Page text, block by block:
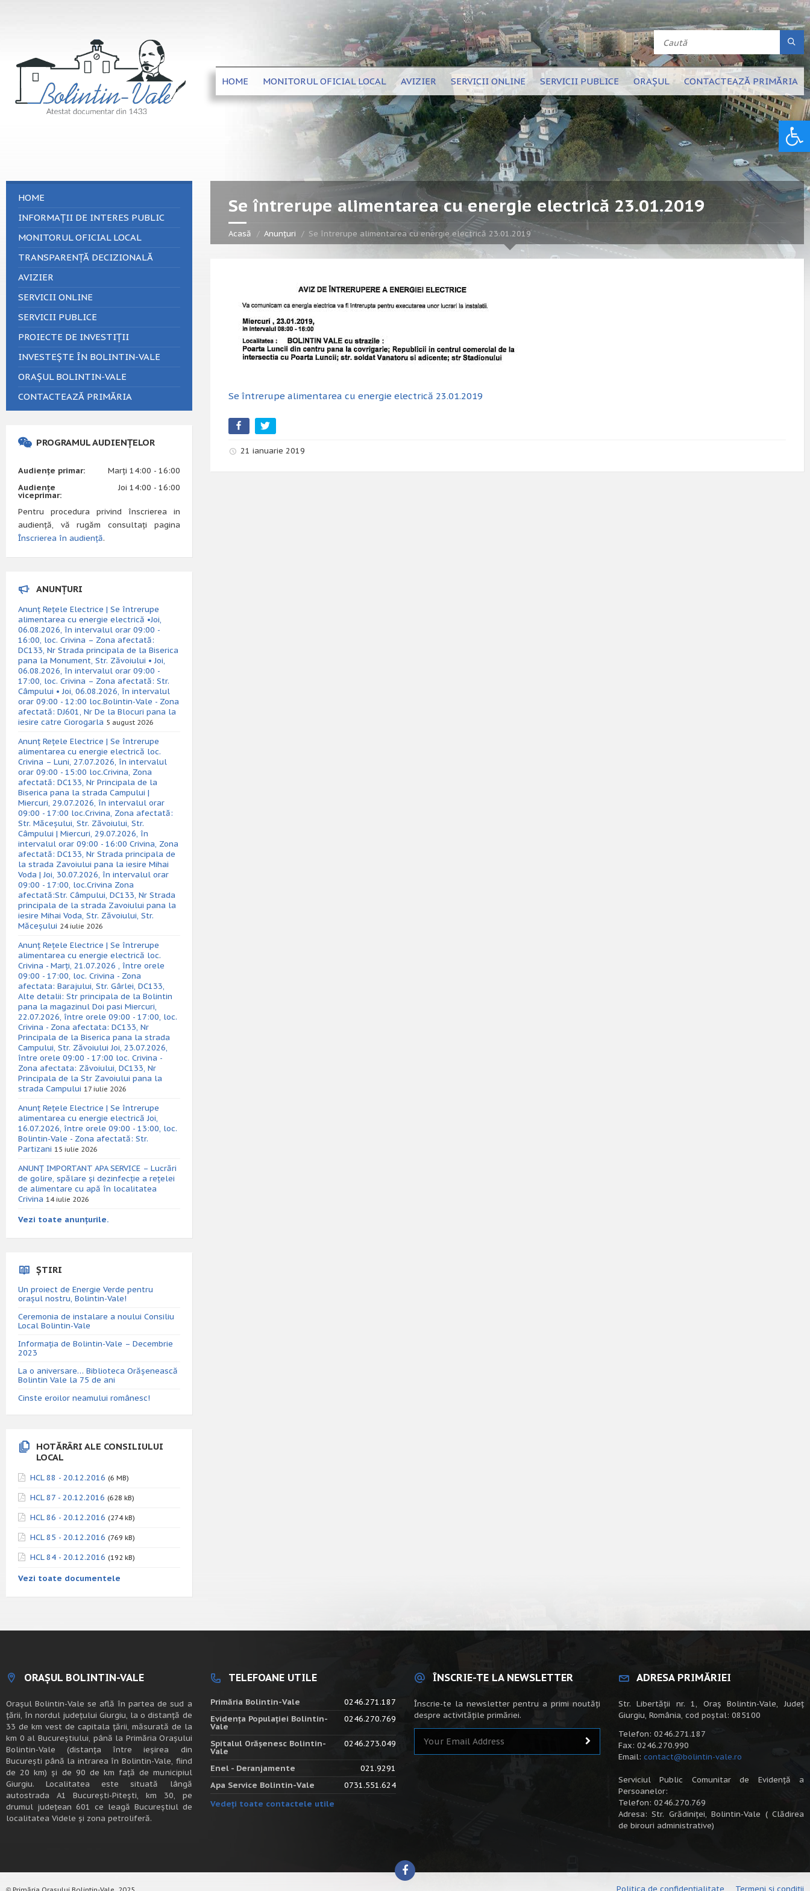
HOME MONITORUL OFICIAL LOCAL AVIZIER SERVICII ONLINE SERVICII PUBLICE ORAȘUL CONTACTEAZĂ PRIMĂRIA
Se întrerupe alimentarea cu energie electrică 23.01.2019
Acasă Anunțuri Se întrerupe alimentarea cu energie electrică 23.01.2019
Se întrerupe alimentarea cu energie electrică 23.01.2019
21 ianuarie 2019
HOME
INFORMAȚII DE INTERES PUBLIC
MONITORUL OFICIAL LOCAL
TRANSPARENȚĂ DECIZIONALĂ
AVIZIER
SERVICII ONLINE
SERVICII PUBLICE
PROIECTE DE INVESTIȚII
INVESTEȘTE ÎN BOLINTIN-VALE
ORAȘUL BOLINTIN-VALE
CONTACTEAZĂ PRIMĂRIA
PROGRAMUL AUDIENȚELOR
Audiențe primar:
Marți 14:00 - 16:00
Audiențe
viceprimar:
Joi 14:00 - 16:00
Pentru procedura privind înscrierea in
audiență, vă rugăm consultați pagina
Înscrierea în audiență.
ANUNȚURI
Anunț Rețele Electrice | Se întrerupe
alimentarea cu energie electrică •Joi,
06.08.2026, în intervalul orar 09:00 -
16:00, loc. Crivina – Zona afectată:
DC133, Nr Strada principala de la Biserica
pana la Monument, Str. Zăvoiului • Joi,
06.08.2026, în intervalul orar 09:00 -
17:00, loc. Crivina – Zona afectată: Str.
Câmpului • Joi, 06.08.2026, în intervalul
orar 09:00 - 12:00 loc.Bolintin-Vale - Zona
afectată: DJ601, Nr De la Blocuri pana la
iesire catre Ciorogarla 5 august 2026
Anunț Rețele Electrice | Se întrerupe
alimentarea cu energie electrică loc.
Crivina – Luni, 27.07.2026, în intervalul
orar 09:00 - 15:00 loc.Crivina, Zona
afectată: DC133, Nr Principala de la
Biserica pana la strada Campului |
Miercuri, 29.07.2026, în intervalul orar
09:00 - 17:00 loc.Crivina, Zona afectată:
Str. Măceșului, Str. Zăvoiului, Str.
Câmpului | Miercuri, 29.07.2026, în
intervalul orar 09:00 - 16:00 Crivina, Zona
afectată: DC133, Nr Strada principala de
la strada Zavoiului pana la iesire Mihai
Voda | Joi, 30.07.2026, în intervalul orar
09:00 - 17:00, loc.Crivina Zona
afectată:Str. Câmpului, DC133, Nr Strada
principala de la strada Zavoiului pana la
iesire Mihai Voda, Str. Zăvoiului, Str.
Măceșului 24 iulie 2026
Anunț Rețele Electrice | Se întrerupe
alimentarea cu energie electrică loc.
Crivina - Marți, 21.07.2026 , între orele
09:00 - 17:00, loc. Crivina - Zona
afectata: Barajului, Str. Gârlei, DC133,
Alte detalii: Str principala de la Bolintin
pana la magazinul Doi pasi Miercuri,
22.07.2026, între orele 09:00 - 17:00, loc.
Crivina - Zona afectata: DC133, Nr
Principala de la Biserica pana la strada
Campului, Str. Zăvoiului Joi, 23.07.2026,
între orele 09:00 - 17:00 loc. Crivina -
Zona afectata: Zăvoiului, DC133, Nr
Principala de la Str Zavoiului pana la
strada Campului 17 iulie 2026
Anunț Rețele Electrice | Se întrerupe
alimentarea cu energie electrică Joi,
16.07.2026, între orele 09:00 - 13:00, loc.
Bolintin-Vale - Zona afectată: Str.
Partizani 15 iulie 2026
ANUNȚ IMPORTANT APA SERVICE – Lucrări
de golire, spălare și dezinfecție a rețelei
de alimentare cu apă în localitatea
Crivina 14 iulie 2026
Vezi toate anunțurile.
ȘTIRI
Un proiect de Energie Verde pentru
orașul nostru, Bolintin-Vale!
Ceremonia de instalare a noului Consiliu
Local Bolintin-Vale
Informația de Bolintin-Vale – Decembrie
2023
La o aniversare… Biblioteca Orăşenească
Bolintin Vale la 75 de ani
Cinste eroilor neamului românesc!
HOTĂRÂRI ALE CONSILIULUI
LOCAL
HCL 88 - 20.12.2016 (6 MB)
HCL 87 - 20.12.2016 (628 kB)
HCL 86 - 20.12.2016 (274 kB)
HCL 85 - 20.12.2016 (769 kB)
HCL 84 - 20.12.2016 (192 kB)
Vezi toate documentele
ORAȘUL BOLINTIN-VALE
Oraşul Bolintin-Vale se află în partea de sud a
ţării, în nordul judeţului Giurgiu, la o distanţă de
33 de km vest de capitala țării, măsurată de la
km 0 al Bucureștiului, până la Primăria Orașului
Bolintin-Vale (distanța între ieșirea din
București până la intrarea în Bolintin-Vale, fiind
de 20 km) şi de 90 de km faţă de municipiul
Giurgiu. Localitatea este situată lângă
autostrada A1 Bucureşti-Piteşti, km 30, pe
drumul judeţean 601 ce leagă Bucureştiul de
localitatea Videle şi zona petroliferă.
TELEFOANE UTILE
Primăria Bolintin-Vale
0246.271.187
Evidența Populației Bolintin-
Vale
0246.270.769
Spitalul Orășenesc Bolintin-
Vale
0246.273.049
Enel - Deranjamente
021.9291
Apa Service Bolintin-Vale
0731.551.624
Vedeți toate contactele utile
ÎNSCRIE-TE LA NEWSLETTER
Înscrie-te la newsletter pentru a primi noutăți
despre activitățile primăriei.
ADRESA PRIMĂRIEI
Str. Libertății nr. 1, Oraș Bolintin-Vale, Județ
Giurgiu, România, cod poștal: 085100
Telefon: 0246.271.187
Fax: 0246.270.990
Email: contact@bolintin-vale.ro
Serviciul Public Comunitar de Evidență a
Persoanelor:
Telefon: 0246.270.769
Adresa: Str. Grădiniței, Bolintin-Vale ( Clădirea
de birouri administrative)
Politica de confidențialitate Termeni și condiții
Deschide bara de unelte